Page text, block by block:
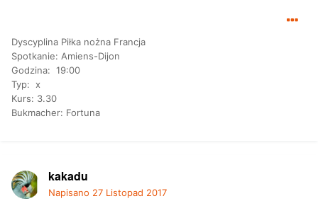
Dyscyplina Piłka nożna Francja
Spotkanie: Amiens-Dijon
Godzina: 19:00
Typ: x
Kurs: 3.30
Bukmacher: Fortuna
kakadu
Napisano 27 Listopad 2017